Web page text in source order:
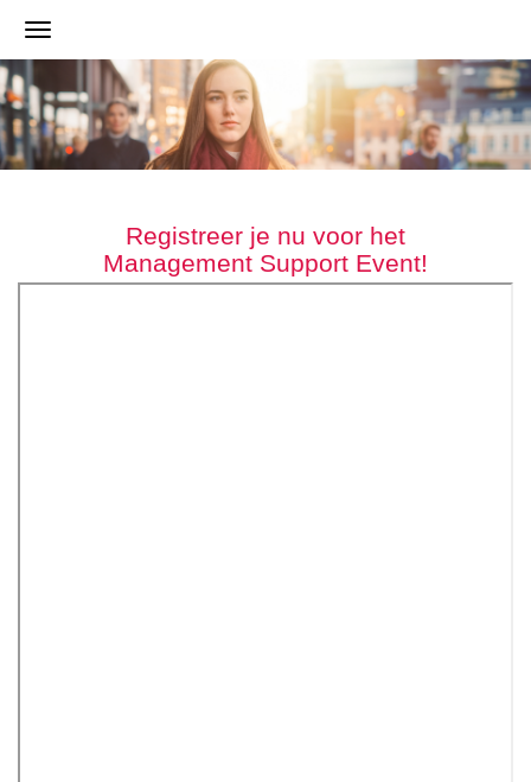
Registreer je nu voor het
Management Support Event!